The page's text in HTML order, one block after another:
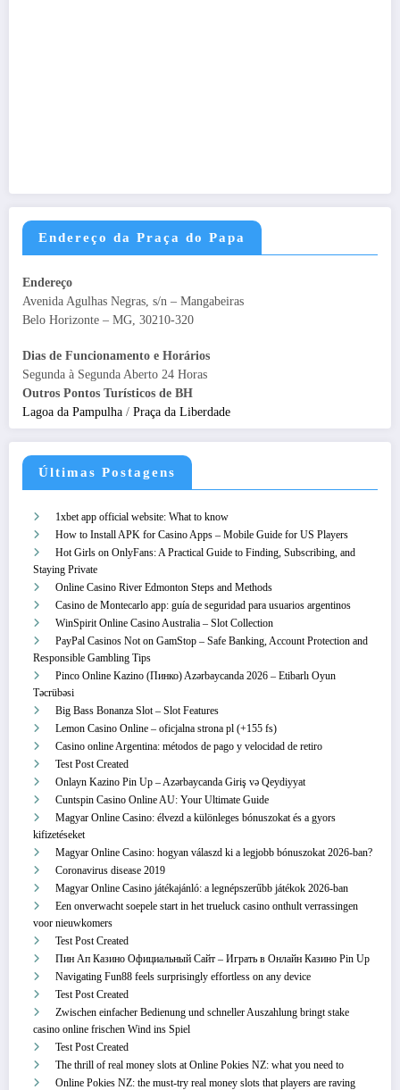
Endereço da Praça do Papa
Endereço
Avenida Agulhas Negras, s/n – Mangabeiras
Belo Horizonte – MG, 30210-320
Dias de Funcionamento e Horários
Segunda à Segunda Aberto 24 Horas
Outros Pontos Turísticos de BH
Lagoa da Pampulha / Praça da Liberdade
Últimas Postagens
1xbet app official website: What to know
How to Install APK for Casino Apps – Mobile Guide for US Players
Hot Girls on OnlyFans: A Practical Guide to Finding, Subscribing, and
Staying Private
Online Casino River Edmonton Steps and Methods
Casino de Montecarlo app: guía de seguridad para usuarios argentinos
WinSpirit Online Casino Australia – Slot Collection
PayPal Casinos Not on GamStop – Safe Banking, Account Protection and
Responsible Gambling Tips
Pinco Online Kazino (Пинко) Azərbaycanda 2026 – Etibarlı Oyun
Təcrübəsi
Big Bass Bonanza Slot – Slot Features
Lemon Casino Online – oficjalna strona pl (+155 fs)
Casino online Argentina: métodos de pago y velocidad de retiro
Test Post Created
Onlayn Kazino Pin Up – Azərbaycanda Giriş və Qeydiyyat
Cuntspin Casino Online AU: Your Ultimate Guide
Magyar Online Casino: élvezd a különleges bónuszokat és a gyors
kifizetéseket
Magyar Online Casino: hogyan válaszd ki a legjobb bónuszokat 2026-ban?
Coronavirus disease 2019
Magyar Online Casino játékajánló: a legnépszerűbb játékok 2026-ban
Een onverwacht soepele start in het trueluck casino onthult verrassingen
voor nieuwkomers
Test Post Created
Пин Ап Казино Официальный Сайт – Играть в Онлайн Казино Pin Up
Navigating Fun88 feels surprisingly effortless on any device
Test Post Created
Zwischen einfacher Bedienung und schneller Auszahlung bringt stake
casino online frischen Wind ins Spiel
Test Post Created
The thrill of real money slots at Online Pokies NZ: what you need to
Online Pokies NZ: the must-try real money slots that players are raving